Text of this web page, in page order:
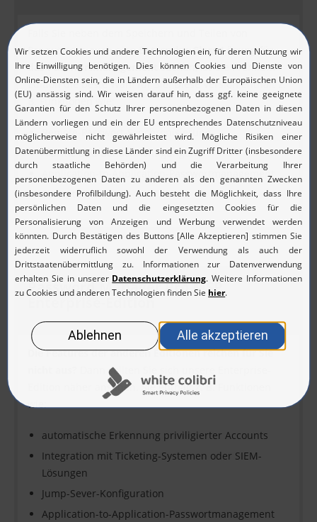
Passwörtern auch eine Enterprise-Class-Lösung für
das Passwortmanagement suchen, ist die Premium-
Edition die beste Wahl für Sie. Diese Version enthält z.
B. Funktionen wie:
Remote-Passwort-Synchronisierung
Alarme und Benachrichtigungen
Application-to-Application-Passwortmanagement
Berichte etc.
Password Manager Pro MSP
Enterprise-Edition
Die Features der anderen Editionen reichen für Sie
Dann sollten Sie sich unsere Enterprise-
Edition näher ansehen. Sie enthält z. B. Funktionen
wie:
automatische Erkennung priviligierter Accounts
Integration mit Ticketing-Systemen oder SIEM-
Lösungen
Jump-Sever-Konfiguration
Application-to-Application-Passwortmanagement